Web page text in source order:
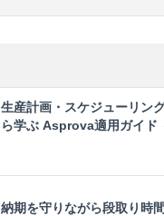
生産計画・スケジューリン
ら学ぶ Asprova適用ガイド
納期を守りながら段取り時